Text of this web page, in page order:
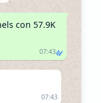
con 57.9K
07:43
07:43